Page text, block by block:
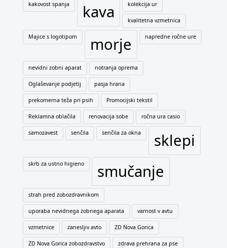
kakovost spanja kava kolekcija ur
kvalitetna vzmetnica
Majice s logotipom morje napredne ročne ure
nevidni zobni aparat notranja oprema
Oglaševanje podjetij pasja hrana
prekomerna teža pri psih Promocijski tekstil
Reklamna oblačila renovacija sobe ročna ura casio
samozavest senčila senčila za okna sklepi
skrb za ustno higieno smučanje
strah pred zobozdravnikom
uporaba nevidnega zobnega aparata varnost v avtu
vzmetnice zanesljiv avto ZD Nova Gorica
ZD Nova Gorica zobozdravstvo zdrava prehrana za pse